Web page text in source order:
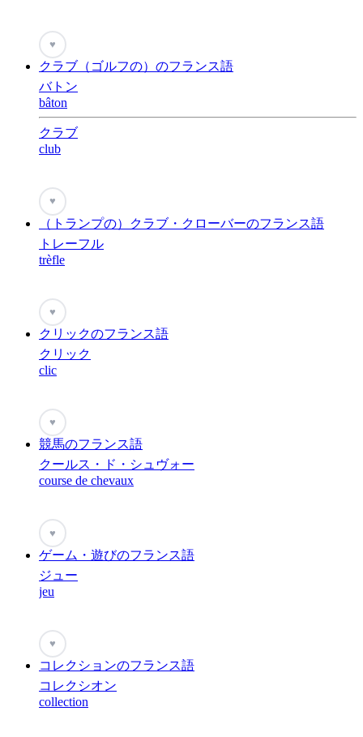
♥
クラブ（ゴルフの）のフランス語
バトン
bâton
クラブ
club
♥
（トランプの）クラブ・クローバーのフランス語
トレーフル
trèfle
♥
クリックのフランス語
クリック
clic
♥
競馬のフランス語
クールス・ド・シュヴォー
course de chevaux
♥
ゲーム・遊びのフランス語
ジュー
jeu
♥
コレクションのフランス語
コレクシオン
collection